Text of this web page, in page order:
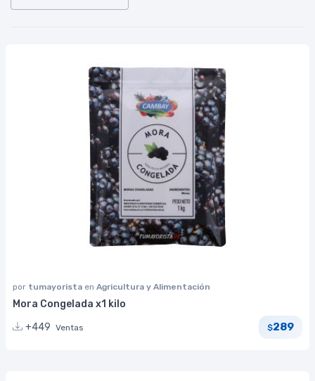
por tumayorista en Agricultura y Alimentación
Mora Congelada x1 kilo
+449 Ventas $289